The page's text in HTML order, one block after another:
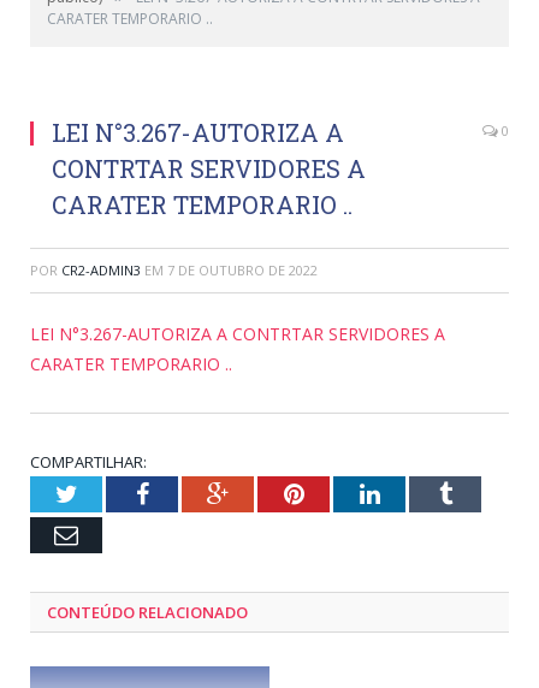
CARATER TEMPORARIO ..
LEI N°3.267-AUTORIZA A
CONTRTAR SERVIDORES A
CARATER TEMPORARIO ..
0
POR CR2-ADMIN3 EM 7 DE OUTUBRO DE 2022
LEI N°3.267-AUTORIZA A CONTRTAR SERVIDORES A
CARATER TEMPORARIO ..
COMPARTILHAR:
TwitterFacebookGoogle+PinterestLinkedInTumblr
Email
CONTEÚDO RELACIONADO